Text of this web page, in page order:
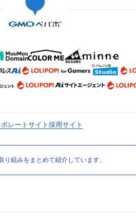
レートサイト採用サイト
組みをまとめて紹介しています。